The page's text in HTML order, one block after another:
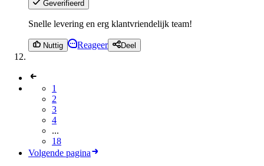
Geverifieerd
Snelle levering en erg klantvriendelijk team!
Nuttig Reageer Deel
1
2
3
4
...
18
Volgende pagina